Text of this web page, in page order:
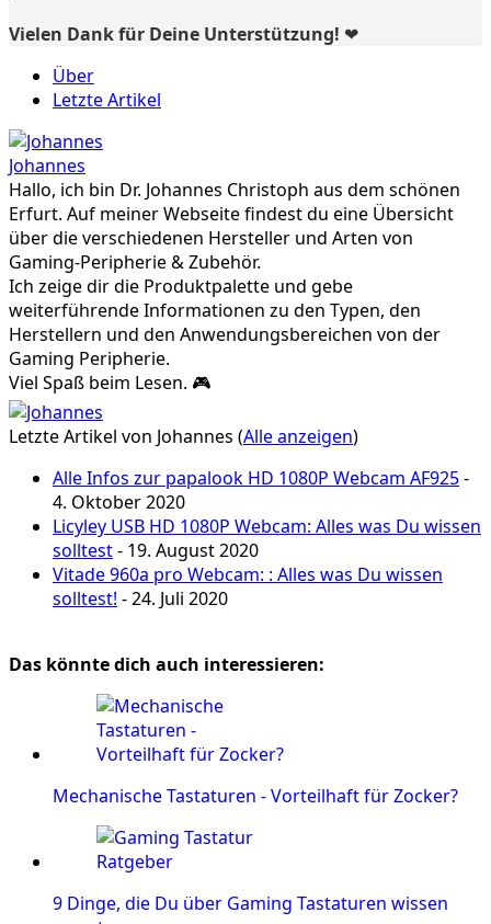
Vielen Dank für Deine Unterstützung! ❤️
Über
Letzte Artikel
Johannes
Hallo, ich bin Dr. Johannes Christoph aus dem schönen
Erfurt. Auf meiner Webseite findest du eine Übersicht
über die verschiedenen Hersteller und Arten von
Gaming-Peripherie & Zubehör.
Ich zeige dir die Produktpalette und gebe
weiterführende Informationen zu den Typen, den
Herstellern und den Anwendungsbereichen von der
Gaming Peripherie.
Viel Spaß beim Lesen. 🎮
Letzte Artikel von Johannes (Alle anzeigen)
Alle Infos zur papalook HD 1080P Webcam AF925-
4. Oktober 2020
Licyley USB HD 1080P Webcam: Alles was Du wissen
solltest- 19. August 2020
Vitade 960a pro Webcam: : Alles was Du wissen
solltest! - 24. Juli 2020
Das könnte dich auch interessieren:
Mechanische Tastaturen - Vorteilhaft für Zocker?
9 Dinge, die Du über Gaming Tastaturen wissen